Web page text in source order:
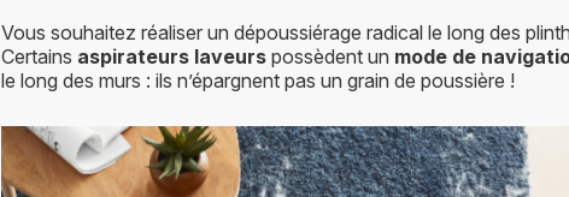
Vous souhaitez réaliser un dépoussiérage radical le long des
Certains aspirateurs laveurs possèdent un mode de
le long des murs : ils n’épargnent pas un grain de poussière !